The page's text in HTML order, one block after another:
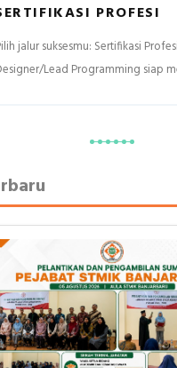
PROFESI
jalur suksesmu: Sertifikasi
Lead Programming siap